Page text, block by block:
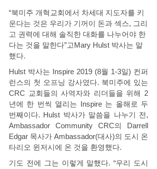
“북미주 개혁교회에서 차세대 지도자를 키
운다는 것은 우리가 기꺼이 돈과 섹스, 그리
고 권력에 대해 솔직한 대화를 나누어야 한
다는 것을 말한다”고Mary Hulst 박사는 말
했다.
Hulst 박사는 Inspire 2019 (8월 1-3일) 컨퍼
런스의 첫 오프닝 강사였다. 북미주에 있는
CRC 교회들의 사역자와 리더들을 위해 2
년에 한 번씩 열리는 Inspire 는 올해로 두
번째이다. Hulst 박사가 말씀을 나누기 전,
Ambassador Community CRC의 Darrell
Edgar 목사가 Ambassador(대사)의 도시 온
타리오 윈저시에 온 것을 환영했다.
기도 전에 그는 이렇게 말했다. “우리 도시